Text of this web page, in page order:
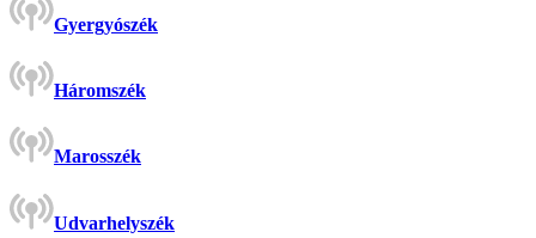
Gyergyószék
Háromszék
Marosszék
Udvarhelyszék